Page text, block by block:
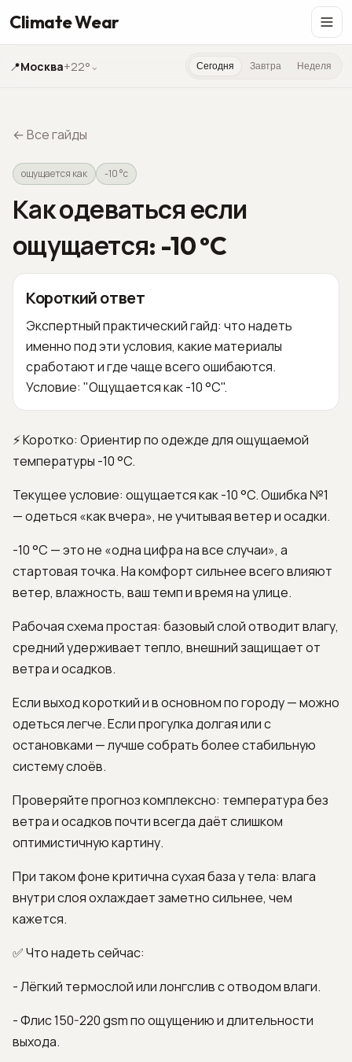
Climate Wear
📍Москва+22° ⌄ Сегодня Завтра Неделя
←Все гайды
ощущается как -10 °c
Как одеваться если
ощущается: -10 °C
Короткий ответ
Экспертный практический гайд: что надеть
именно под эти условия, какие материалы
сработают и где чаще всего ошибаются.
Условие: "Ощущается как -10 °C".
⚡ Коротко: Ориентир по одежде для ощущаемой
температуры -10 °C.
Текущее условие: ощущается как -10 °C. Ошибка №1
— одеться «как вчера», не учитывая ветер и осадки.
-10 °C — это не «одна цифра на все случаи», а
стартовая точка. На комфорт сильнее всего влияют
ветер, влажность, ваш темп и время на улице.
Рабочая схема простая: базовый слой отводит влагу,
средний удерживает тепло, внешний защищает от
ветра и осадков.
Если выход короткий и в основном по городу — можно
одеться легче. Если прогулка долгая или с
остановками — лучше собрать более стабильную
систему слоёв.
Проверяйте прогноз комплексно: температура без
ветра и осадков почти всегда даёт слишком
оптимистичную картину.
При таком фоне критична сухая база у тела: влага
внутри слоя охлаждает заметно сильнее, чем
кажется.
✅ Что надеть сейчас:
- Лёгкий термослой или лонгслив с отводом влаги.
- Флис 150-220 gsm по ощущению и длительности
выхода.